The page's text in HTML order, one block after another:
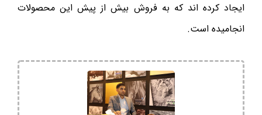
ایجاد کرده اند که به فروش بیش از پیش این محصولات
انجامیده است.